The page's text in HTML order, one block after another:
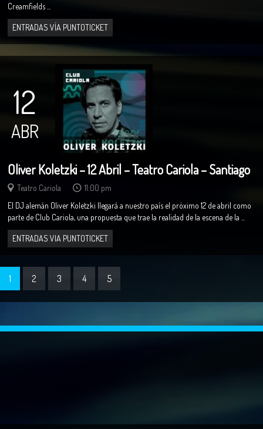
Creamfields ...
ENTRADAS VÍA PUNTOTICKET
12
ABR
Oliver Koletzki – 12 Abril – Teatro Cariola – Santiago
Teatro Cariola
11:00 pm
El DJ alemán Oliver Koletzki llegará a nuestro país el próximo 12 de abril como
parte de Club Cariola, una propuesta que trae la realidad de la escena de la ...
ENTRADAS VIA PUNTOTICKET
1 2 3 4 5